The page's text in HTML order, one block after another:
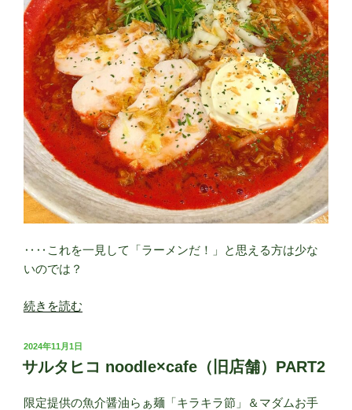
‥‥これを一見して「ラーメンだ！」と思える方は少な
いのでは？
“サ
タ
ヒ
noodle×cafe（旧
続きを読む
投
稿
日:
2024年11月1日
サルタヒコ noodle×cafe（旧店舗）PART2
限定提供の魚介醤油らぁ麺「キラキラ節」＆マダムお手